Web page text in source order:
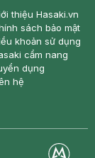
thiệu Hasaki.vn
sách bảo mật
khoản sử dụng
cẩm nang
dụng
hệ